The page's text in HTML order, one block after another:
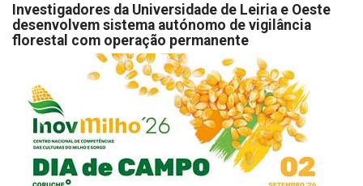
Investigadores da Universidade de Leiria e Oeste
desenvolvem sistema autónomo de vigilância
florestal com operação permanente